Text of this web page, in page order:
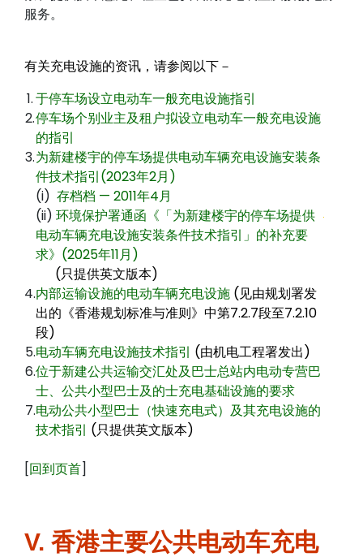
服务。
有关充电设施的资讯，请参阅以下－
1.于停车场设立电动车一般充电设施指引
2.停车场个别业主及租户拟设立电动车一般充电设施
的指引
3.为新建楼宇的停车场提供电动车辆充电设施安装条
件技术指引(2023年2月)
(i) 存档档 — 2011年4月
(ii) 环境保护署通函《「为新建楼宇的停车场提供
电动车辆充电设施安装条件技术指引」的补充要
求》(2025年11月)
(只提供英文版本)
4.内部运输设施的电动车辆充电设施 (见由规划署发
出的《香港规划标准与准则》中第7.2.7段至7.2.10
段)
5.电动车辆充电设施技术指引 (由机电工程署发出)
6.位于新建公共运输交汇处及巴士总站内电动专营巴
士、公共小型巴士及的士充电基础设施的要求
7.电动公共小型巴士（快速充电式）及其充电设施的
技术指引 (只提供英文版本)
[回到页首]
V. 香港主要公共电动车充电